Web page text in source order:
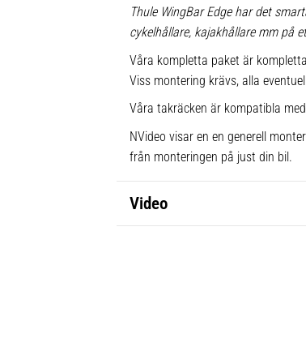
Thule WingBar Edge har det
cykelhållare, kajakhållare mm på
Våra kompletta paket är
Viss montering krävs, alla
Våra takräcken är kompatibla
NVideo visar en en generell
från monteringen på just din bil.
Video